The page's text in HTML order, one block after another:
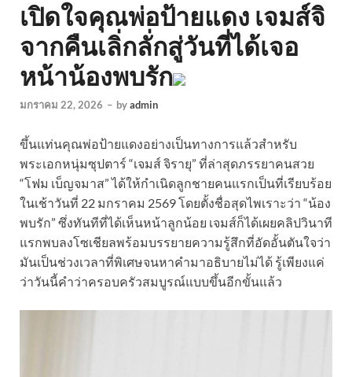
เปิดใจคุณพ่อป้ายแดง เจมส์จิ
จากคืนเลิ่กลั่กสู่วันที่ได้เจอ
หน้าน้องพบรัก
มกราคม 22, 2026 – byadmin
ขึ้นแท่นคุณพ่อป้ายแดงอย่างเป็นทางการแล้วสำหรับ
พระเอกหนุ่มซุปตาร์ “เจมส์ จิรายุ” ที่ล่าสุดภรรยาคนสวย
“โฟม เบ็ญจมาส” ได้ให้กำเนิดลูกชายคนแรกเป็นที่เรียบร้อย
ในเช้าวันที่ 22 มกราคม 2569 โดยตั้งชื่อสุดไพเราะว่า “น้อง
พบรัก” ซึ่งทันทีที่ได้เห็นหน้าลูกน้อย เจมส์ก็ได้เผยคลิปวินาที
แรกพบลงโซเชียลพร้อมบรรยายความรู้สึกที่อัดอั้นตันใจว่า
มันเป็นช่วงเวลาที่พิเศษจนหาคำมาอธิบายไม่ได้ รู้เพียงแค่
ว่าวันนี้คำว่าครอบครัวสมบูรณ์แบบขึ้นอีกขั้นแล้ว